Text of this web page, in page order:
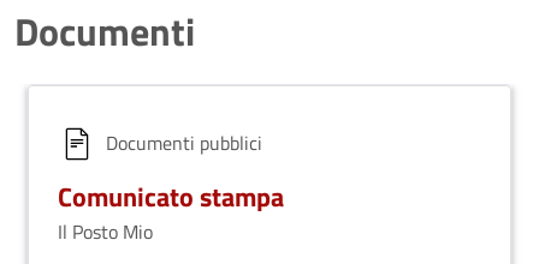
Documenti
Documenti pubblici
Comunicato stampa
Il Posto Mio